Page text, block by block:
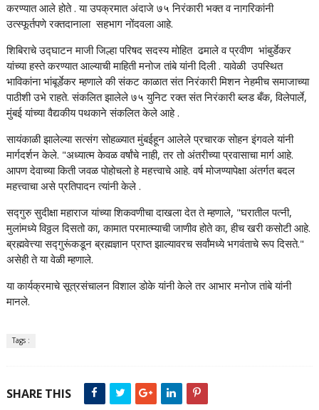
करण्यात आले होते . या उपक्रमात अंदाजे ७५ निरंकारी भक्त व नागरिकांनी
उत्स्फूर्तपणे रक्तदानाला सहभाग नोंदवला आहे.
शिबिराचे उद्घाटन माजी जिल्हा परिषद सदस्य मोहित ढमाले व प्रवीण भांबुर्डेकर
यांच्या हस्ते करण्यात आल्याची माहिती मनोज तांबे यांनी दिली . यावेळी उपस्थित
भाविकांना भांबूर्डेकर म्हणाले की संकट काळात संत निरंकारी मिशन नेहमीच समाजाच्या
पाठीशी उभे राहते. संकलित झालेले ७५ युनिट रक्त संत निरंकारी ब्लड बँक, विलेपार्ले,
मुंबई यांच्या वैद्यकीय पथकाने संकलित केले आहे .
सायंकाळी झालेल्या सत्संग सोहळ्यात मुंबईहून आलेले प्रचारक सोहन इंगवले यांनी
मार्गदर्शन केले. "अध्यात्म केवळ वर्षांचे नाही, तर तो अंतरीच्या प्रवासाचा मार्ग आहे.
आपण देवाच्या किती जवळ पोहोचलो हे महत्त्वाचे आहे. वर्ष मोजण्यापेक्षा अंतर्गत बदल
महत्त्वाचा असे प्रतिपादन त्यांनी केले .
सद्गुरु सुदीक्षा महाराज यांच्या शिकवणीचा दाखला देत ते म्हणाले, "घरातील पत्नी,
मुलांमध्ये विठ्ठल दिसतो का, कामात परमात्म्याची जाणीव होते का, हीच खरी कसोटी आहे.
ब्रह्मवेत्त्या सद्गुरूंकडून ब्रह्मज्ञान प्राप्त झाल्यावरच सर्वांमध्ये भगवंताचे रूप दिसते."
असेही ते या वेळी म्हणाले.
या कार्यक्रमाचे सूत्रसंचालन विशाल डोके यांनी केले तर आभार मनोज तांबे यांनी
मानले.
Tags :
SHARE THIS